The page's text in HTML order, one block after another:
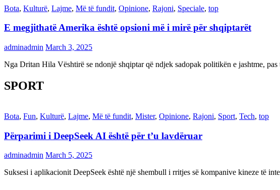
Bota, Kulturë, Lajme, Më të fundit, Opinione, Rajoni, Speciale, top
E megjithatë Amerika është opsioni më i mirë për shqiptarët
adminadmin March 3, 2025
Nga Dritan Hila Vështirë se ndonjë shqiptar që ndjek sadopak politikën e jashtme,
SPORT
Bota, Fun, Kulturë, Lajme, Më të fundit, Mister, Opinione, Rajoni, Sport, Tech, top
Përparimi i DeepSeek AI është për t’u lavdëruar
adminadmin March 5, 2025
Suksesi i aplikacionit DeepSeek është një shembull i rritjes së kompanive kineze të